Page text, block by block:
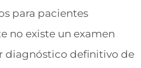
para pacientes
no existe un examen
diagnóstico definitivo de